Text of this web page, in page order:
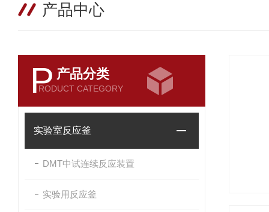
产品中心
P 产品分类
RODUCT CATEGORY
实验室反应釜
DMT中试连续反应装置
实验用反应釜